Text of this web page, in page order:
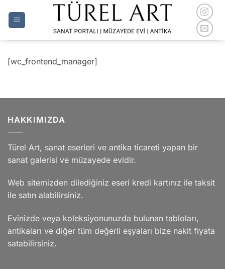
[wc_frontend_manager]
HAKKIMIZDA
Türel Art, sanat eserleri ve antika ticareti yapan bir
sanat galerisi ve müzayede evidir.
Web sitemizden dilediğiniz eseri kredi kartınız ile taksit
ile satın alabilirsiniz.
Evinizde veya koleksiyonunuzda bulunan tabloları,
antikaları ve diğer tüm değerli eşyaları bize nakit fiyata
satabilirsiniz.